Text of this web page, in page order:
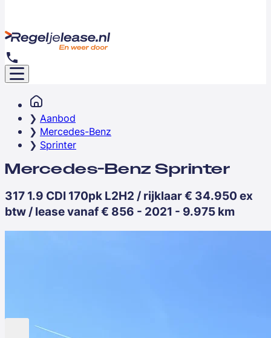
Aanbod
Mercedes-Benz
Sprinter
Mercedes-Benz Sprinter
317 1.9 CDI 170pk L2H2 / rijklaar € 34.950 ex
btw / lease vanaf € 856 - 2021 - 9.975 km